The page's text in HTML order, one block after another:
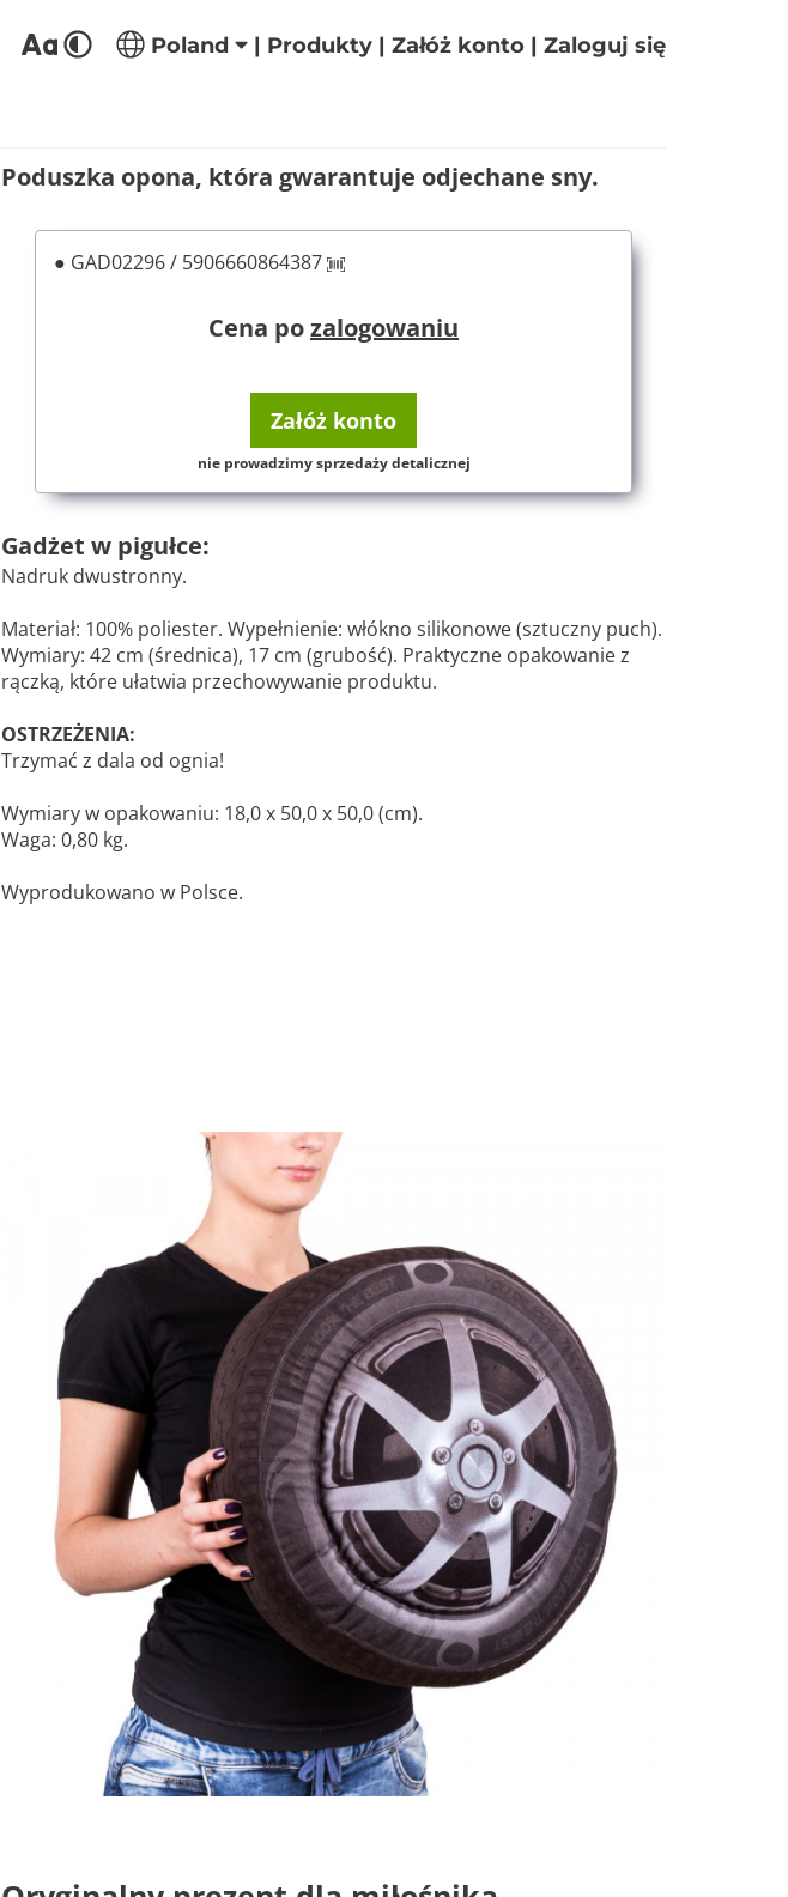
Poland | Produkty | Załóż konto | Zaloguj się
Poduszka opona, która gwarantuje odjechane sny.
● GAD02296 / 5906660864387
Cena pozalogowaniu
Załóż konto
nie prowadzimy sprzedaży detalicznej
Gadżet w pigułce:
Nadruk dwustronny.
Materiał: 100% poliester. Wypełnienie: włókno silikonowe (sztuczny puch).
Wymiary: 42 cm (średnica), 17 cm (grubość). Praktyczne opakowanie z
rączką, które ułatwia przechowywanie produktu.
OSTRZEŻENIA:
Trzymać z dala od ognia!
Wymiary w opakowaniu: 18,0 x 50,0 x 50,0 (cm).
Waga: 0,80 kg.
Wyprodukowano w Polsce.